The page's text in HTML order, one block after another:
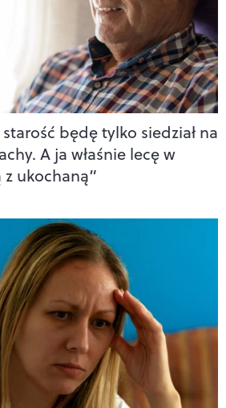
starość będę tylko siedział na
A ja właśnie lecę w
ukochaną”